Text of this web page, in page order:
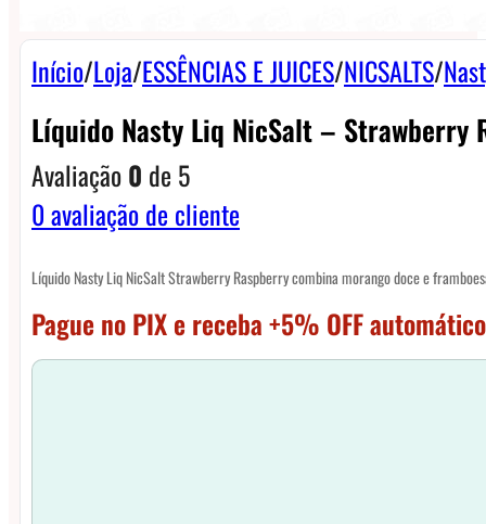
Início/Loja/ESSÊNCIAS E JUICES/NICSALTS/
Líquido Nasty Liq NicSalt – Strawberry
Avaliação0 de 5
0avaliação de cliente
Líquido Nasty Liq NicSalt Strawberry Raspberry combina morango doce e
Pague no PIX e receba +5% OFF